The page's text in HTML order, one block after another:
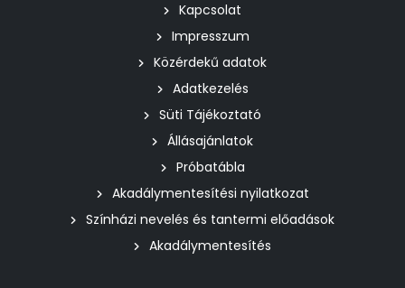
Kapcsolat
Impresszum
Közérdekű adatok
Adatkezelés
Süti Tájékoztató
Állásajánlatok
Próbatábla
Akadálymentesítési nyilatkozat
Színházi nevelés és tantermi előadások
Akadálymentesítés